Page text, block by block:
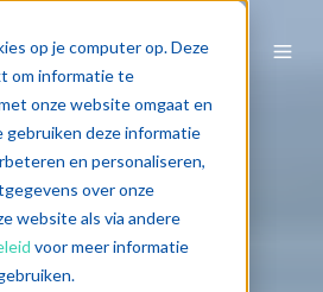
op je computer op. Deze
om informatie te
onze website omgaat en
deze informatie
en personaliseren,
over onze
website als via andere
voor meer informatie